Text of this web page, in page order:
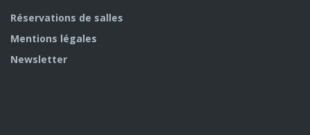
Réservations de salles
Mentions légales
Newsletter